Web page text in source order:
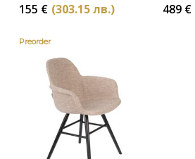
155 € (303.15 лв.) 489 €
Preorder